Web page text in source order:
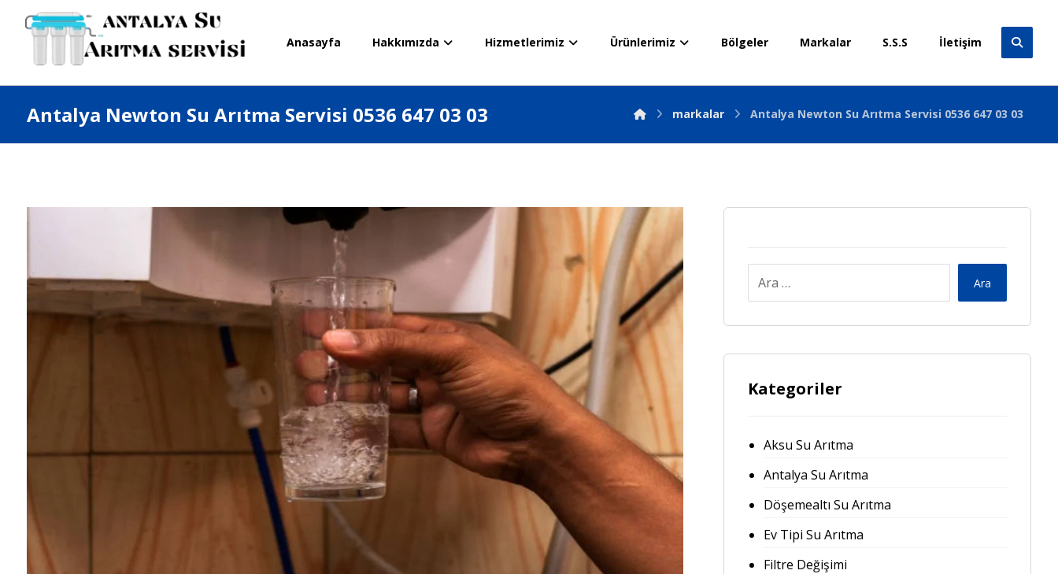
Anasayfa Hakkımızda Hizmetlerimiz Ürünlerimiz Bölgeler Markalar S.S.S İletişim
Antalya Newton Su Arıtma Servisi 0536 647 03 03 markalar Antalya Newton Su Arıtma Servisi 0536 647 03 03
Ara
Kategoriler
Aksu Su Arıtma
Antalya Su Arıtma
Döşemealtı Su Arıtma
Ev Tipi Su Arıtma
Filtre Değişimi